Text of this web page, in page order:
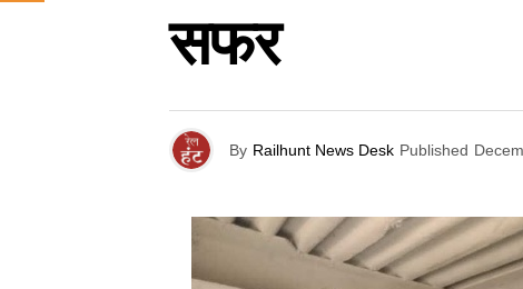
सफर
By Railhunt News Desk Published